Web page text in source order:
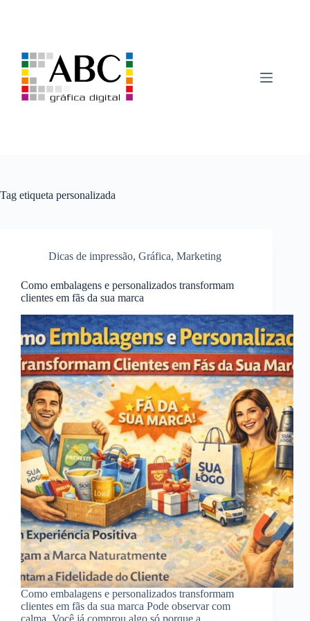
Tag etiqueta personalizada
Dicas de impressão, Gráfica, Marketing
Como embalagens e personalizados transformam
clientes em fãs da sua marca
Como embalagens e personalizados transformam
clientes em fãs da sua marca Pode observar com
calma. Você já comprou algo só porque a